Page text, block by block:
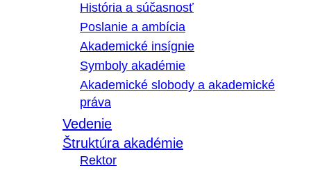
História a súčasnosť
Poslanie a ambícia
Akademické insígnie
Symboly akadémie
Akademické slobody a akademické
práva
Vedenie
Štruktúra akadémie
Rektor